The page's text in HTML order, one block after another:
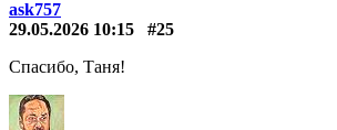
ask757
29.05.2026 10:15
#25
Спасибо, Таня!